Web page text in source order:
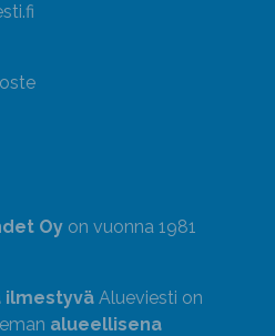
Oy on vuonna 1981
ilmestyvä Alueviesti on
alueellisena